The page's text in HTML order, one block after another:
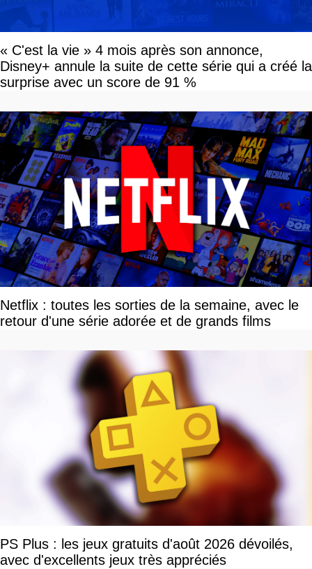
« C'est la vie » 4 mois après son annonce,
Disney+ annule la suite de cette série qui a créé la
surprise avec un score de 91 %
Netflix : toutes les sorties de la semaine, avec le
retour d'une série adorée et de grands films
PS Plus : les jeux gratuits d'août 2026 dévoilés,
avec d'excellents jeux très appréciés